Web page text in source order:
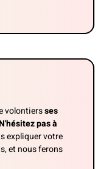
volontiersses
pas à
expliquer votre
et nous ferons